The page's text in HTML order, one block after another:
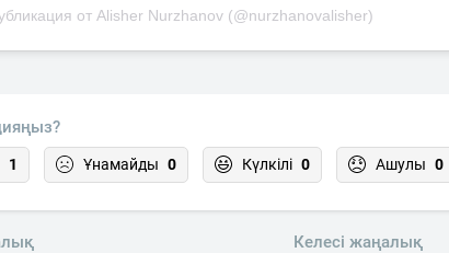
от Alisher Nurzhanov (@nurzhanovalisher)
1 Ұнамайды 0 Күлкілі 0 Ашулы 0
Келесі жаңалық